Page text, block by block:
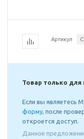
Артикул
Товар только для
Если вы являетесь
форму, после
откроется доступ.
Данное